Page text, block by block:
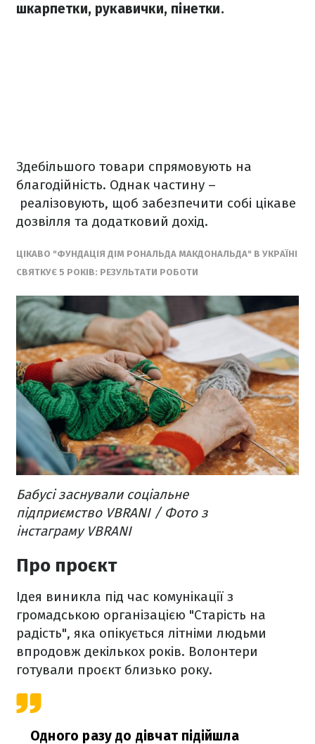
шкарпетки, рукавички, пінетки.
Здебільшого товари спрямовують на
благодійність. Однак частину –
реалізовують, щоб забезпечити собі цікаве
дозвілля та додатковий дохід.
ЦІКАВО "ФУНДАЦІЯ ДІМ РОНАЛЬДА МАКДОНАЛЬДА" В УКРАЇНІ
СВЯТКУЄ 5 РОКІВ: РЕЗУЛЬТАТИ РОБОТИ
Бабусі заснували соціальне
підприємство VBRANI / Фото з
інстаграму VBRANI
Про проєкт
Ідея виникла під час комунікації з
громадською організацією "Старість на
радість", яка опікується літніми людьми
впродовж декількох років. Волонтери
готували проєкт близько року.
Одного разу до дівчат підійшла